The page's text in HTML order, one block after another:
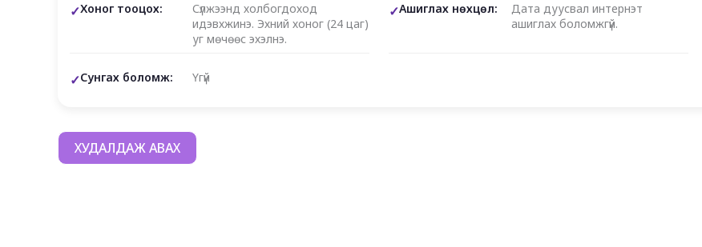
Хоног тооцох:
Сүлжээнд холбогдоход
идэвхжинэ. Эхний хоног (24 цаг)
уг мөчөөс эхэлнэ.
Ашиглах нөхцөл:
Дата дуусвал интернэт
ашиглах боломжгүй.
Сунгах боломж: Үгүй
ХУДАЛДАЖ АВАХ